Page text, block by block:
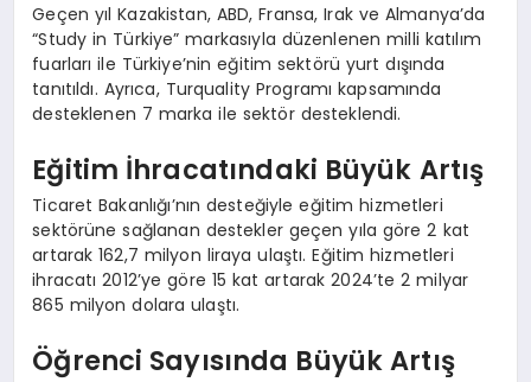
Geçen yıl Kazakistan, ABD, Fransa, Irak ve Almanya’da
“Study in Türkiye” markasıyla düzenlenen milli katılım
fuarları ile Türkiye’nin eğitim sektörü yurt dışında
tanıtıldı. Ayrıca, Turquality Programı kapsamında
desteklenen 7 marka ile sektör desteklendi.
Eğitim İhracatındaki Büyük Artış
Ticaret Bakanlığı’nın desteğiyle eğitim hizmetleri
sektörüne sağlanan destekler geçen yıla göre 2 kat
artarak 162,7 milyon liraya ulaştı. Eğitim hizmetleri
ihracatı 2012’ye göre 15 kat artarak 2024’te 2 milyar
865 milyon dolara ulaştı.
Öğrenci Sayısında Büyük Artış